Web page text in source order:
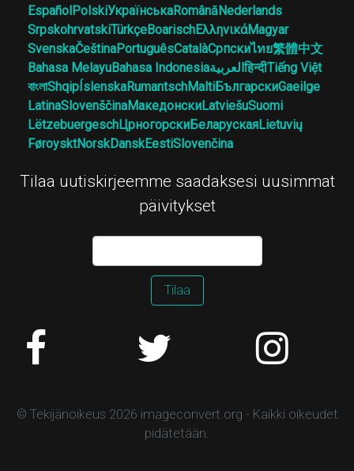
EspañolPolskiУкраїнськаRomânăNederlands
SrpskohrvatskiTürkçeBoarischΕλληνικάMagyar
SvenskaČeštinaPortuguêsCatalàСрпскиไทย繁體中文
Bahasa MelayuBahasa Indonesiaالعربيةहिन्दीTiếng Việt
বাংলাShqipÍslenskaRumantschMaltiБългарскиGaeilge
LatinaSlovenščinaМакедонскиLatviešuSuomi
LëtzebuergeschЦрногорскиБеларускаяLietuvių
FøroysktNorskDanskEestiSlovenčina
Tilaa uutiskirjeemme saadaksesi uusimmat
päivitykset
Tilaa
© Tekijänoikeus 2026 imageconvert.org - Kaikki oikeudet
pidätetään.